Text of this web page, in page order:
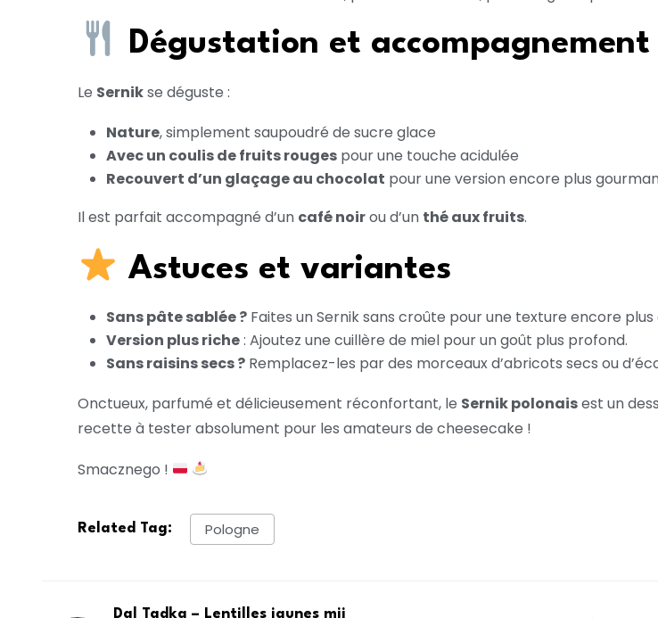
Dégustation et accompagnement
Le Sernikse déguste :
Nature, simplement saupoudré de sucre glace
Avec un coulis de fruits rouges pour une touche acidulée
Recouvert d’un glaçage au chocolat pour une version encore plus
Il est parfait accompagné d’un café noirou d’un thé aux fruits.
Astuces et variantes
Sans pâte sablée ? Faites un Sernik sans croûte pour une texture encore plus
Version plus riche: Ajoutez une cuillère de miel pour un goût plus profond.
Sans raisins secs ? Remplacez-les par des morceaux d’abricots secs ou
Onctueux, parfumé et délicieusement réconfortant, le Sernik polonaisest un
recette à tester absolument pour les amateurs de cheesecake !
Smacznego !
Related Tag: Pologne
Dal Tadka – Lentilles jaunes mij